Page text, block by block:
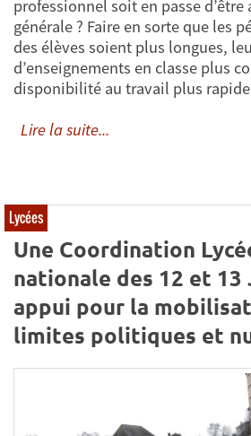
professionnel soit en passe d’être
générale ? Faire en sorte que les
des élèves soient plus longues,
d’enseignements en classe plus
disponibilité au travail plus
Lire la suite...
Lycées
Une Coordination
nationale des 12 et
appui pour la
limites politiques et